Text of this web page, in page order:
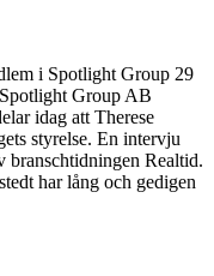
i Spotlight Group 29
Group AB
idag att Therese
styrelse. En intervju
branschtidningen Realtid.
har lång och gedigen